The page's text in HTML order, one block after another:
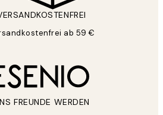
ab 59 €
FREUNDE WERDEN